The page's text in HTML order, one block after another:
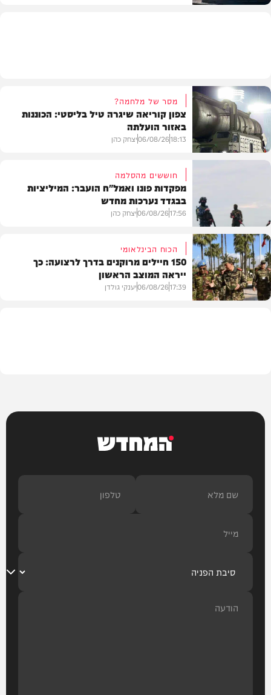
מסר של מלחמה?
צפון קוריאה שיגרה טיל בליסטי: הכוננות
באזור הועלתה
18:13
06/08/26יצחק כהן
בעולם
חוששים מהסלמה
מפקדות פונו ואמל"ח הועבר: המיליציות
בבגדד נערכות מחדש
17:56
06/08/26יצחק כהן
הכוח הבינלאומי
150 חיילים מרוקנים בדרך לרצועה: כך
ייראה המוצב הראשון
17:39
06/08/26יענקי גולדן
המחדש